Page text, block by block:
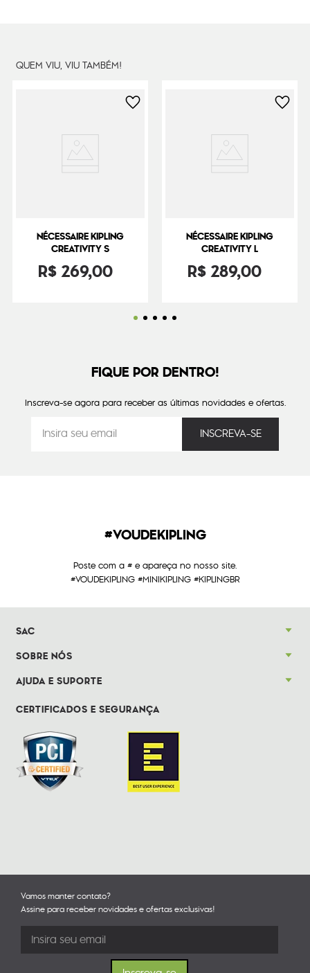
QUEM VIU, VIU TAMBÉM!
NÉCESSAIRE KIPLING
CREATIVITY S
R$269,00
NÉCESSAIRE KIPLING
CREATIVITY L
R$289,00
FIQUE POR DENTRO!
Inscreva-se agora para receber as últimas novidades e ofertas.
#VOUDEKIPLING
Poste com a # e apareça no nosso site.
#VOUDEKIPLING #MINIKIPLING #KIPLINGBR
SAC
SOBRE NÓS
AJUDA E SUPORTE
CERTIFICADOS E SEGURANÇA
Vamos manter contato?
Assine para receber novidades e ofertas exclusivas!